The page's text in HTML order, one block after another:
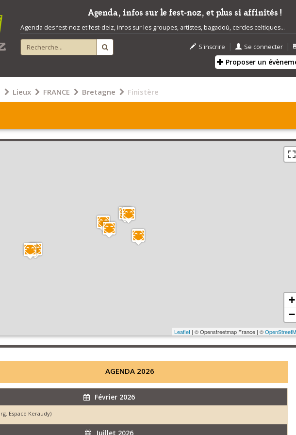
Agenda, infos sur le fest-noz, et plus si affinités !
Agenda des fest-noz et fest-deiz, infos sur les groupes, artistes, bagadoù, cercles celtiques...
S'inscrire | Se connecter |
Proposer un
Lieux FRANCE Bretagne Finistère
+
−
Leaflet| © Openstreetmap France | ©
AGENDA 2026
Février 2026
Espace Keraudy)
Juillet 2026